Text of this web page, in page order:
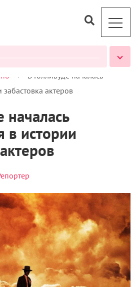
>
В Голливуде началась
актеров
началась
в истории